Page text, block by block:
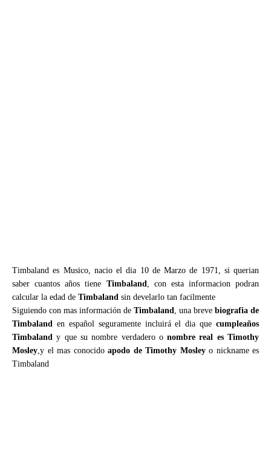
Timbaland es Musico, nacio el dia 10 de Marzo de 1971, si querian
saber cuantos años tiene Timbaland, con esta informacion podran
calcular la edad de Timbaland sin develarlo tan facilmente
Siguiendo con mas información de Timbaland, una breve biografia de
Timbaland en español seguramente incluirá el dia que cumpleaños
Timbaland y que su nombre verdadero onombre real es Timothy
Mosley,y el mas conocido apodo de Timothy Mosleyo nickname es
Timbaland